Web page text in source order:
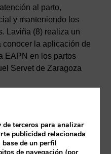
al parto,
y manteniendo los
Laviña (8) realiza un
conocer la aplicación de
EAPN en los partos
Servet de Zaragoza
grado de
la matrona durante el
al mismo tiempo sugiere
terceros para analizar
publicidad relacionada
de un perfil
de navegación (por